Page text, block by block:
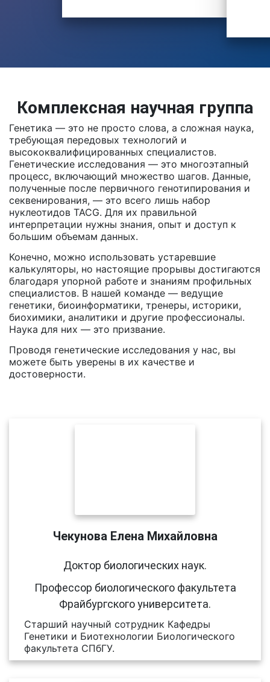
Комплексная научная группа
Генетика — это не просто слова, а сложная наука,
требующая передовых технологий и
высококвалифицированных специалистов.
Генетические исследования — это многоэтапный
процесс, включающий множество шагов. Данные,
полученные после первичного генотипирования и
секвенирования, — это всего лишь набор
нуклеотидов TACG. Для их правильной
интерпретации нужны знания, опыт и доступ к
большим объемам данных.
Конечно, можно использовать устаревшие
калькуляторы, но настоящие прорывы достигаются
благодаря упорной работе и знаниям профильных
специалистов. В нашей команде — ведущие
генетики, биоинформатики, тренеры, историки,
биохимики, аналитики и другие профессионалы.
Наука для них — это призвание.
Проводя генетические исследования у нас, вы
можете быть уверены в их качестве и
достоверности.
Чекунова Елена Михайловна
Доктор биологических наук.
Профессор биологического факультета
Фрайбургского университета.
Старший научный сотрудник Кафедры
Генетики и Биотехнологии Биологического
факультета СПбГУ.